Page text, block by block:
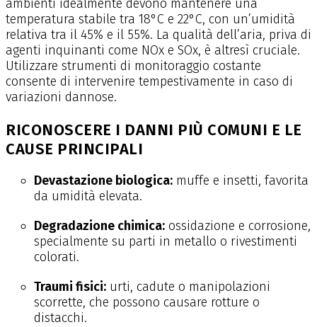
ambienti idealmente devono mantenere una
temperatura stabile tra 18°C e 22°C, con un’umidità
relativa tra il 45% e il 55%. La qualità dell’aria, priva di
agenti inquinanti come NOx e SOx, è altresì cruciale.
Utilizzare strumenti di monitoraggio costante
consente di intervenire tempestivamente in caso di
variazioni dannose.
RICONOSCERE I DANNI PIÙ COMUNI E LE
CAUSE PRINCIPALI
Devastazione biologica: muffe e insetti, favorita
da umidità elevata.
Degradazione chimica: ossidazione e corrosione,
specialmente su parti in metallo o rivestimenti
colorati.
Traumi fisici: urti, cadute o manipolazioni
scorrette, che possono causare rotture o
distacchi.